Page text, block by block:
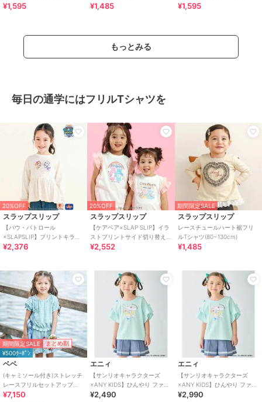
¥1,595 ¥1,485 ¥1,595
もっとみる
毎日の通学にはフリルTシャツを
20%OFF
スラップスリップ
【パウ・パトロール
×SLAPSLIP】プリントキラキ
ラプリント袖フリルトップス
¥2,376
20%OFF
スラップスリップ
【ケアベア×SLAP SLIP】イラ
ストプリントサイド切り替え
袖フリルTシャツ(80~130cm)
¥2,552
期間限定SALE
スラップスリップ
レースチュールハート裾フリ
ルTシャツ(80~130cm)
¥1,485
期間限定SALE まとめ割
¥500ｸｰﾎﾟﾝ
ベベ
(キャミソール付き)ストレッチ
レースフリルセットアップ
(90~140cm)
¥7,150
エニィ
【サンリオキャラクターズ
×ANY KIDS】ひんやり ファン
シーフリル袖Tシャツ
¥2,490
エニィ
【サンリオキャラクターズ
×ANY KIDS】ひんやり ファン
シーフリル袖Tシャツ
¥2,990